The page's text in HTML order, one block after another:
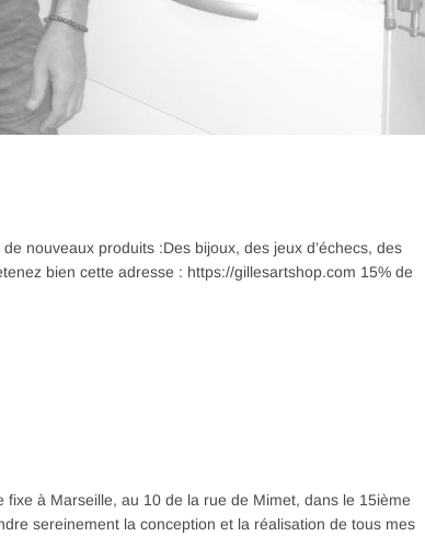
nouveaux produits :Des bijoux, des jeux d’échecs, des
bien cette adresse : https://gillesartshop.com 15% de
fixe à Marseille, au 10 de la rue de Mimet, dans le 15ième
sereinement la conception et la réalisation de tous mes